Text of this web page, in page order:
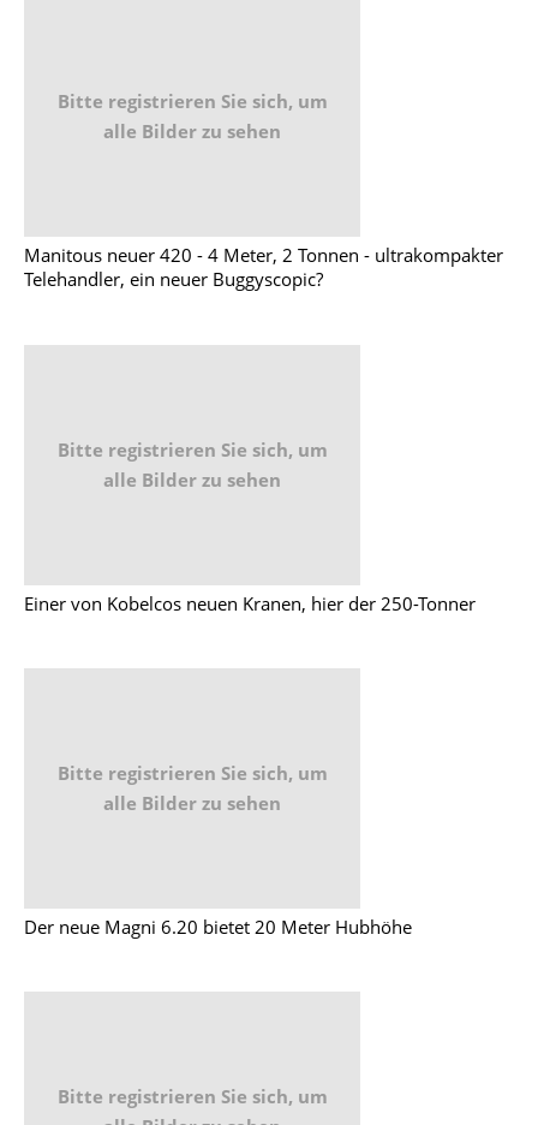
Bitte registrieren Sie sich, um
alle Bilder zu sehen
Manitous neuer 420 - 4 Meter, 2 Tonnen - ultrakompakter
Telehandler, ein neuer Buggyscopic?
Bitte registrieren Sie sich, um
alle Bilder zu sehen
Einer von Kobelcos neuen Kranen, hier der 250-Tonner
Bitte registrieren Sie sich, um
alle Bilder zu sehen
Der neue Magni 6.20 bietet 20 Meter Hubhöhe
Bitte registrieren Sie sich, um